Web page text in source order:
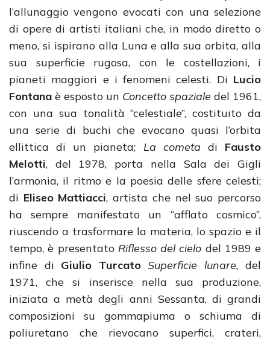
l’allunaggio vengono evocati con una selezione
di opere di artisti italiani che, in modo diretto o
meno, si ispirano alla Luna e alla sua orbita, alla
sua superficie rugosa, con le costellazioni, i
pianeti maggiori e i fenomeni celesti. Di Lucio
Fontana è esposto un Concetto spaziale del 1961,
con una sua tonalità “celestiale”, costituito da
una serie di buchi che evocano quasi l’orbita
ellittica di un pianeta; La cometa di Fausto
Melotti, del 1978, porta nella Sala dei Gigli
l’armonia, il ritmo e la poesia delle sfere celesti;
di Eliseo Mattiacci, artista che nel suo percorso
ha sempre manifestato un “afflato cosmico”,
riuscendo a trasformare la materia, lo spazio e il
tempo, è presentato Riflesso del cielo del 1989 e
infine di Giulio Turcato Superficie lunare, del
1971, che si inserisce nella sua produzione,
iniziata a metà degli anni Sessanta, di grandi
composizioni su gommapiuma o schiuma di
poliuretano che rievocano superfici, crateri,